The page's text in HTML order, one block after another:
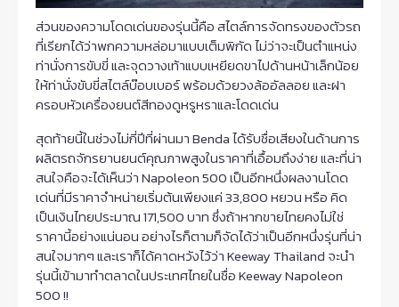
ส่วนของความโดดเด่นของรุ่นนี้คือ สไตล์การจัดทรงของตัวรถ
ที่เรียกได้ว่าพกความหล่อมาแบบเต็มพิกัด ไม่ว่าจะเป็นตำแหน่ง
ท่านั่งการขับขี่ และจุดวางเท้าแบบเหยียดขาไปด้านหน้าเล็กน้อย
ให้ท่านั่งขับขี่สไตล์บ๊อบเบอร์ พร้อมด้วยวงล้ออัลลอย และฝา
ครอบหัวเครื่องยนต์สีทองดูหรูหราและโดดเด่น
สุดท้ายนี้ในช่วงไม่กี่ปีที่ผ่านมา Benda ได้รับชื่อเสียงในด้านการ
ผลิตรถจักรยานยนต์คุณภาพสูงในราคาที่เอื้อมถึงง่าย และที่น่า
สนใจคือจะได้เห็นว่า Napoleon 500 เป็นอีกหนึ่งผลงานโดด
เด่นที่มีราคาจำหน่ายเริ่มต้นเพียงแค่ 33,800 หยวน หรือ คิด
เป็นเงินไทยประมาณ 171,500 บาท ซึ่งถ้าหากขายไทยคงไม่ใช่
ราคานี้อย่างแน่นอน อย่างไรก็ตามก็จัดได้ว่าเป็นอีกหนึ่งรุ่นที่น่า
สนใจมากๆ และเราก็ได้คาดหวังไว้ว่า Keeway Thailand จะนำ
รุ่นนี้เข้ามาทำตลาดในประเทศไทยในชื่อ Keeway Napoleon
500 !!